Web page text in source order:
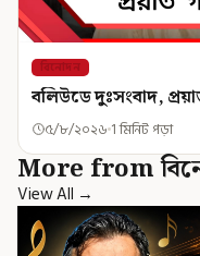
বিনোদন
বলিউডে দুঃসংবাদ,
৫/৮/২০২৬ 1 মিনিট পড়া
More from
View All →